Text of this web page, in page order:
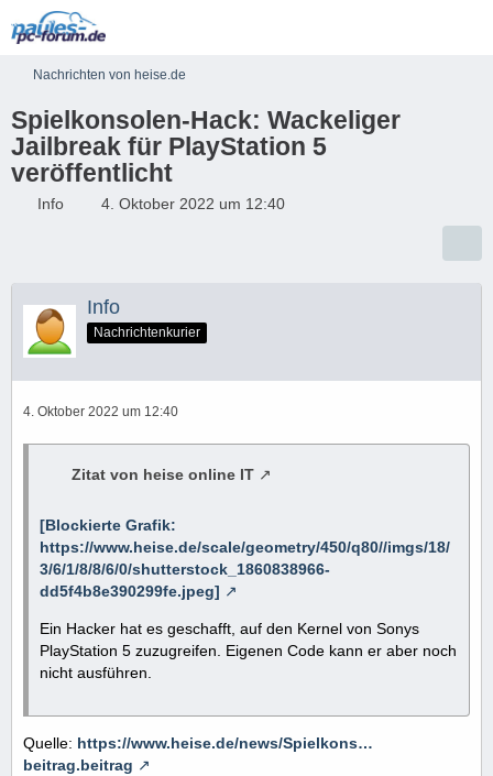
Nachrichten von heise.de
Spielkonsolen-Hack: Wackeliger
Jailbreak für PlayStation 5
veröffentlicht
Info 4. Oktober 2022 um 12:40
Info
Nachrichtenkurier
4. Oktober 2022 um 12:40
Zitat von heise online IT
[Blockierte Grafik:
https://www.heise.de/scale/geometry/450/q80//imgs/18/
3/6/1/8/8/6/0/shutterstock_1860838966-
dd5f4b8e390299fe.jpeg]
Ein Hacker hat es geschafft, auf den Kernel von Sonys
PlayStation 5 zuzugreifen. Eigenen Code kann er aber noch
nicht ausführen.
Quelle: https://www.heise.de/news/Spielkons…
beitrag.beitrag